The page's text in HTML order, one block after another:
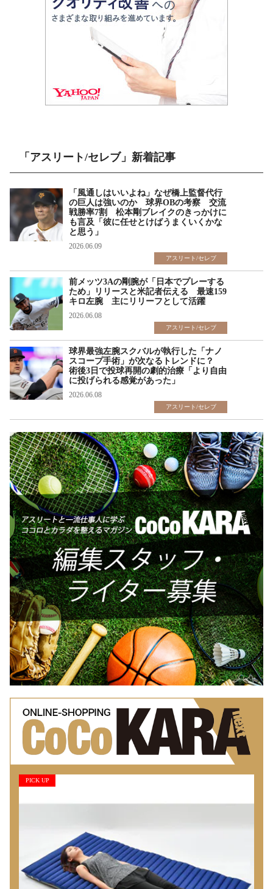
「アスリート/セレブ」新着記事
「風通しはいいよね」なぜ橋上監督代行
の巨人は強いのか 球界OBの考察 交流
戦勝率7割 松本剛ブレイクのきっかけに
も言及「彼に任せとけばうまくいくかな
と思う」
2026.06.09
アスリート/セレブ
前メッツ3Aの剛腕が「日本でプレーする
ため」リリースと米記者伝える 最速159
キロ左腕 主にリリーフとして活躍
2026.06.08
アスリート/セレブ
球界最強左腕スクバルが執行した「ナノ
スコープ手術」が次なるトレンドに？
術後3日で投球再開の劇的治療「より自由
に投げられる感覚があった」
2026.06.08
アスリート/セレブ
PICK UP